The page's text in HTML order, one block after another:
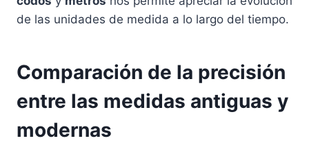
de las unidades de medida a lo largo del tiempo.
Comparación de la precisión
entre las medidas antiguas y
modernas